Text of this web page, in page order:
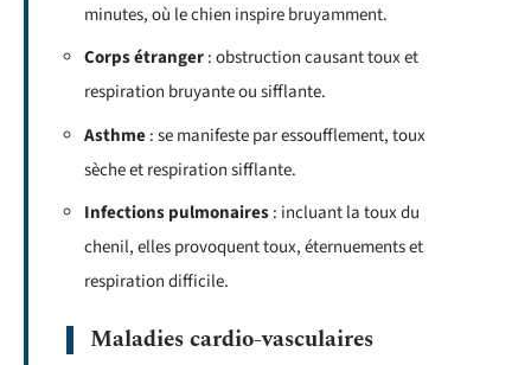
minutes, où le chien inspire bruyamment.
Corps étranger: obstruction causant toux et
respiration bruyante ou sifflante.
Asthme: se manifeste par essoufflement, toux
sèche et respiration sifflante.
Infections pulmonaires: incluant la toux du
chenil, elles provoquent toux, éternuements et
respiration difficile.
Maladies cardio-vasculaires